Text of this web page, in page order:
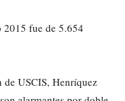
fue de 5.654
USCIS, Henríquez